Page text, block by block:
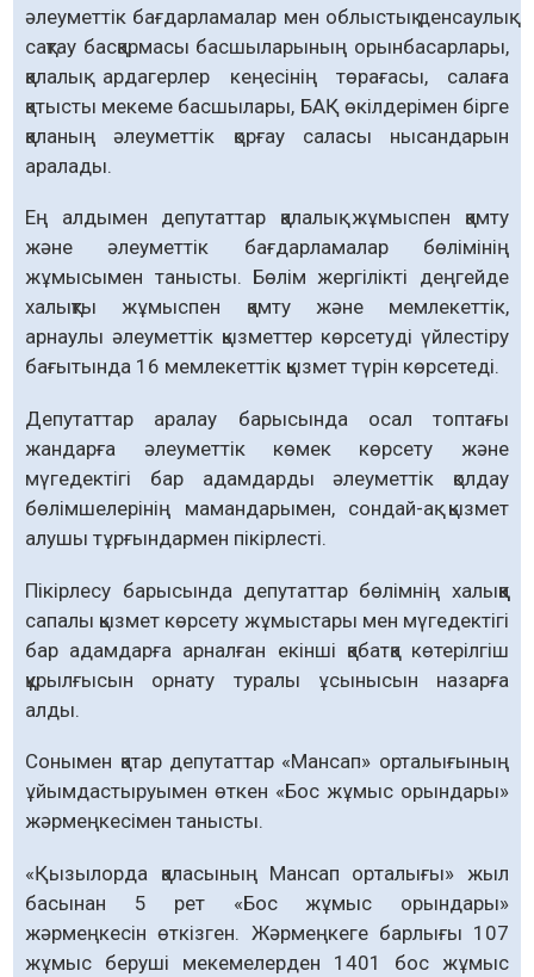
әлеуметтік бағдарламалар мен облыстық денсау­лық
сақтау басқармасы басшы­ларының орынбасарлары,
қалалық ардагерлер кеңесінің төрағасы, салаға
қатысты мекеме басшылары, БАҚ өкілдерімен бірге
қаланың әлеуметтік қорғау саласы нысандарын
аралады.
Ең алдымен депутаттар қалалық жұ­мыспен қамту
және әлеуметтік бағдар­ламалар бөлімінің
жұмысымен танысты. Бөлім жергілікті деңгейде
халықты жұмыс­пен қамту және мемлекеттік,
арнаулы әлеуметтік қызметтер көрсетуді үйлестіру
бағытында 16 мемлекеттік қызмет түрін көрсетеді.
Депутаттар аралау барысында осал топтағы
жандарға әлеуметтік көмек көр­сету және
мүгедектігі бар адамдарды әлеуметтік қолдау
бөлімшелерінің маман­дарымен, сондай-ақ қызмет
алушы тұрғындармен пікірлесті.
Пікірлесу барысында депутаттар бө­лім­нің халыққа
сапалы қызмет көрсету жұмыстары мен мүгедектігі
бар адамдарға арналған екінші қабатқа көтерілгіш
құрыл­ғысын орнату туралы ұсынысын назарға
алды.
Сонымен қатар депутаттар «Мансап» орталығының
ұйымдас­тыруымен өткен «Бос жұмыс орын­дары»
жәрмеңкесімен танысты.
«Қызылорда қаласының Мансап ор­талығы» жыл
басынан 5 рет «Бос жұмыс орындары»
жәрмеңкесін өткізген. Жәр­меңкеге барлығы 107
жұмыс беруші мекемелерден 1401 бос жұмыс